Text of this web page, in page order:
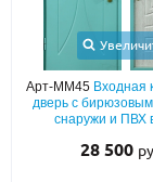
Каталог
Арт-ММ45 Входная
дверь с
снаружи и ПВХ
28 500